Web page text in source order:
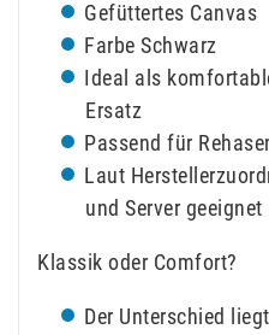
Gefüttertes Canvas
Farbe Schwarz
Ideal als
Ersatz
Passend für
Laut
und Server geeignet
Klassik oder Comfort?
Der Unterschied